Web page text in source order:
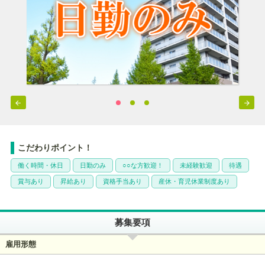
 
こだわりポイント！
働く時間・休日 日勤のみ ○○な方歓迎！ 未経験歓迎 待遇
賞与あり 昇給あり 資格手当あり 産休・育児休業制度あり
募集要項
雇用形態